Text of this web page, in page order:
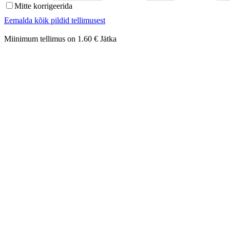
Mitte korrigeerida
Eemalda kõik pildid tellimusest
Miinimum tellimus on 1.60 € Jätka